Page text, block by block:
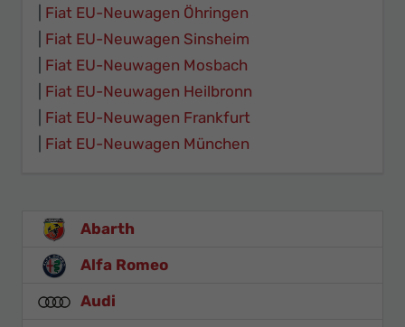
Fiat EU-Neuwagen Öhringen
Fiat EU-Neuwagen Sinsheim
Fiat EU-Neuwagen Mosbach
Fiat EU-Neuwagen Heilbronn
Fiat EU-Neuwagen Frankfurt
Fiat EU-Neuwagen München
Abarth
Alfa Romeo
Audi